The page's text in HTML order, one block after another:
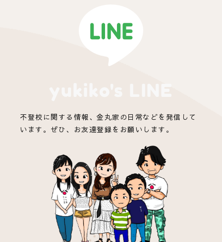
不登校に関する情報、金丸家の日常などを発信して
います。ぜひ、お友達登録をお願いします。